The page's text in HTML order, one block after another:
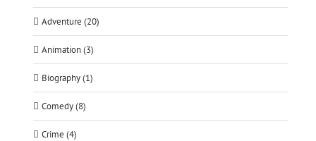
Adventure (20)
Animation (3)
Biography (1)
Comedy (8)
Crime (4)